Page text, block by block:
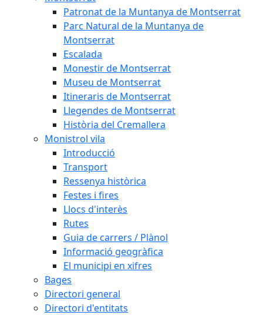
Patronat de la Muntanya de Montserrat
Parc Natural de la Muntanya de
Montserrat
Escalada
Monestir de Montserrat
Museu de Montserrat
Itineraris de Montserrat
Llegendes de Montserrat
Història del Cremallera
Monistrol vila
Introducció
Transport
Ressenya històrica
Festes i fires
Llocs d'interès
Rutes
Guia de carrers / Plànol
Informació geogràfica
El municipi en xifres
Bages
Directori general
Directori d'entitats